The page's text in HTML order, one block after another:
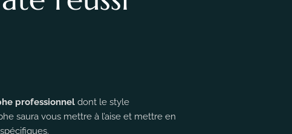
professionnel dont le style
saura vous mettre à l’aise et mettre en